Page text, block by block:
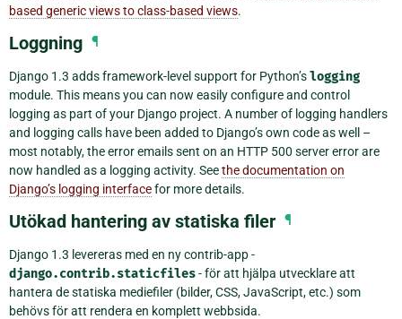
based generic views to class-based views.
Loggning ¶
Django 1.3 adds framework-level support for Python’slogging
module. This means you can now easily configure and control
logging as part of your Django project. A number of logging handlers
and logging calls have been added to Django’s own code as well –
most notably, the error emails sent on an HTTP 500 server error are
now handled as a logging activity. Seethe documentation on
Django’s logging interfacefor more details.
Utökad hantering av statiska filer ¶
Django 1.3 levereras med en ny contrib-app -
django.contrib.staticfiles- för att hjälpa utvecklare att
hantera de statiska mediefiler (bilder, CSS, JavaScript, etc.) som
behövs för att rendera en komplett webbsida.